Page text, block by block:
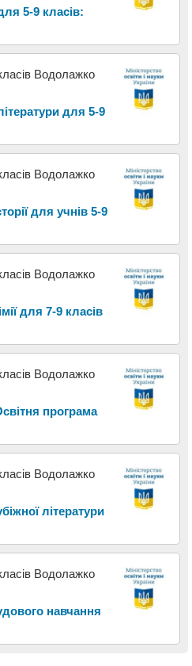
5-9 класів:
Водолажко
для 5-9
Водолажко
для учнів 5-9
Водолажко
для 7-9 класів
Водолажко
програма
Водолажко
літератури
Водолажко
навчання